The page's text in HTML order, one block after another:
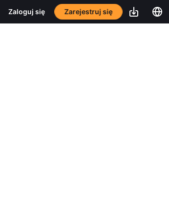
Zaloguj się Zarejestruj się